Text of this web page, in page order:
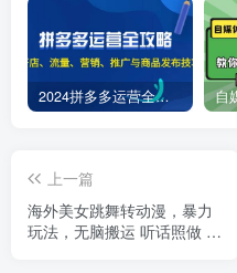
2024拼多多运营全攻略：开店、流量、营销、推广与商品发布技巧（无水印）
上一篇
海外美女跳舞转动漫，暴力
玩法，无脑搬运 听话照做 月